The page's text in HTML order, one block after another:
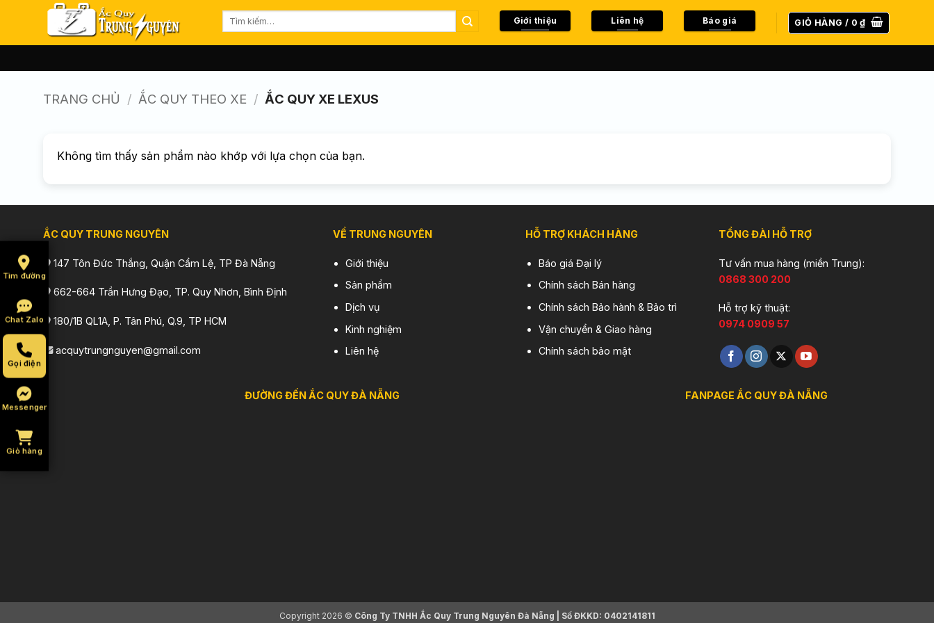
nội
Tìm
Giới thiệu Liên hệ Báo giá GIỎ HÀNG / 0₫
TRANG CHỦ / ẮC QUY THEO XE / ẮC QUY XE LEXUS
Không tìm thấy sản phẩm nào khớp với lựa chọn của bạn.
ẮC QUY TRUNG NGUYÊN
147 Tôn Đức Thắng, Quận Cẩm Lệ, TP Đà Nẵng
662-664 Trần Hưng Đạo, TP. Quy Nhơn, Bình Định
180/1B QL1A, P. Tân Phú, Q.9, TP HCM
acquytrungnguyen@gmail.com
VỀ TRUNG NGUYÊN
Giới thiệu
Sản phẩm
Dịch vụ
Kinh nghiệm
Liên hệ
HỖ TRỢ KHÁCH HÀNG
Báo giá Đại lý
Chính sách Bán hàng
Chính sách Bảo hành & Bảo trì
Vận chuyển & Giao hàng
Chính sách bảo mật
TỔNG ĐÀI HỖ TRỢ
Tư vấn mua hàng (miền Trung):
0868 300 200
Hỗ trợ kỹ thuật:
0974 0909 57
ĐƯỜNG ĐẾN ẮC QUY ĐÀ NẴNG FANPAGE ẮC QUY ĐÀ NẴNG
Copyright 2026 © Công Ty TNHH Ắc Quy Trung Nguyên Đà Nẵng | Số ĐKKD: 0402141811
Tìm đường
Chat Zalo
Gọi điện
Messenger
Giỏ hàng